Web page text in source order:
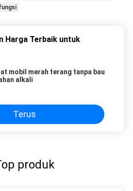
Harga Terbaik untuk
mobil merah terang tanpa bau
alkali
Terus
produk